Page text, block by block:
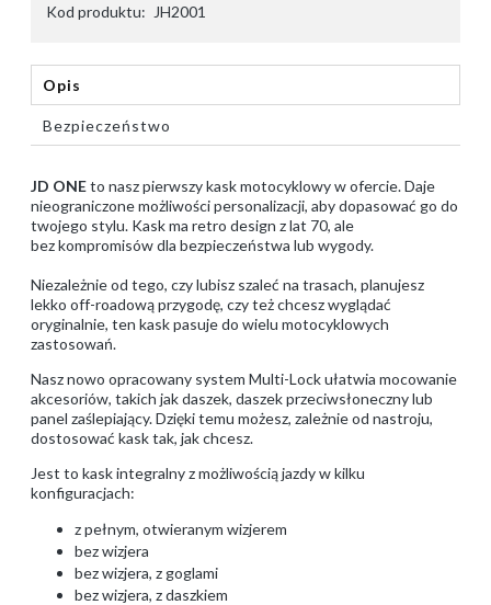
Kod produktu: JH2001
Opis
Bezpieczeństwo
JD ONEto nasz pierwszy kask motocyklowy w ofercie. Daje
nieograniczone możliwości personalizacji, aby dopasować go do
twojego stylu. Kask ma retro design z lat 70, ale
bez kompromisów dla bezpieczeństwa lub wygody.
Niezależnie od tego, czy lubisz szaleć na trasach, planujesz
lekko off-roadową przygodę, czy też chcesz wyglądać
oryginalnie, ten kask pasuje do wielu motocyklowych
zastosowań.
Nasz nowo opracowany system Multi-Lock ułatwia mocowanie
akcesoriów, takich jak daszek, daszek przeciwsłoneczny lub
panel zaślepiający. Dzięki temu możesz, zależnie od nastroju,
dostosować kask tak, jak chcesz.
Jest to kask integralny z możliwością jazdy w kilku
konfiguracjach:
z pełnym, otwieranym wizjerem
bez wizjera
bez wizjera, z goglami
bez wizjera, z daszkiem